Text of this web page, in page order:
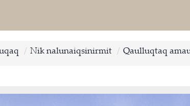
Nik nalunaiqsinirmit Qaulluqtaq